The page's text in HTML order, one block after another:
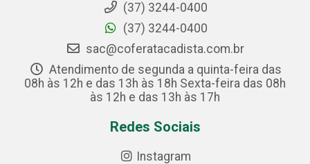
(37) 3244-0400
(37) 3244-0400
sac@coferatacadista.com.br
Atendimento de segunda a quinta-feira das
08h às 12h e das 13h às 18h Sexta-feira das 08h
às 12h e das 13h às 17h
Redes Sociais
Instagram